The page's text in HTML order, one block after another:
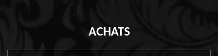
ACHATS